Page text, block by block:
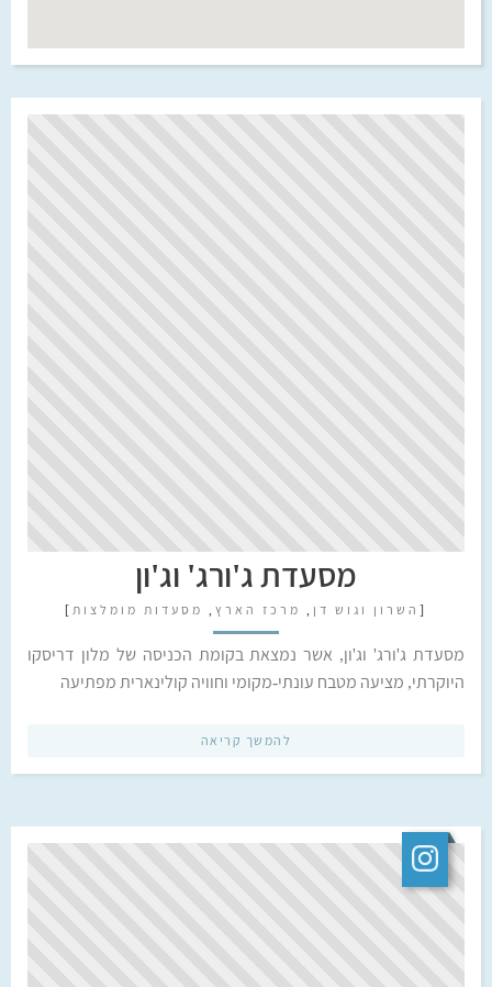
מסעדת ג'ורג' וג'ון
[ השרון וגוש דן , מרכז הארץ , מסעדות מומלצות ]
מסעדת ג'ורג' וג'ון, אשר נמצאת בקומת הכניסה של מלון דריסקו
היוקרתי, מציעה מטבח עונתי-מקומי וחוויה קולינארית מפתיעה
להמשך קריאה